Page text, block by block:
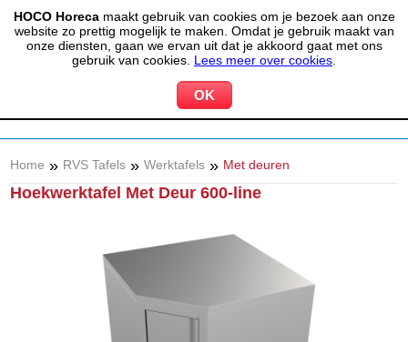
HOCO Horecamaakt gebruik van cookies om je bezoek aan onze
website zo prettig mogelijk te maken. Omdat je gebruik maakt van
onze diensten, gaan we ervan uit dat je akkoord gaat met ons
gebruik van cookies. Lees meer over cookies
(020) 497 6325 info@hocohoreca.nl
MIJN ACCOUNT 0 WINKELWAGEN
Home » RVS Tafels » Werktafels » Met deuren
Hoekwerktafel Met Deur 600-line